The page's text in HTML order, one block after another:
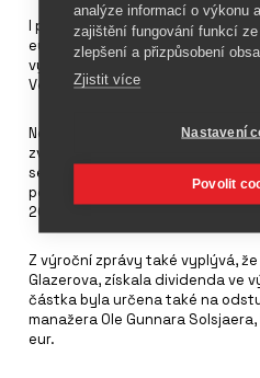
I přes nárůst tržeb v poslední
eur zaznamenal Manchester
vyčíslena na 132 milionů eur,
Vedení klubu přičítá zadlužení
Nejvyšší část nákladů je určeno
zvýšila o 19 % na 440,7 milionů
se jedná o nejvyšší zvýšení.
posilováním týmu, aby byl klub
2022/23 s novým trenérem.
Z výroční zprávy také vyplývá,
Glazerova, získala dividenda ve
částka byla určena také na
manažera Ole Gunnara
eur.
analýze informací o výkonu
zajištění fungování funkcí
zlepšení a přizpůsobení
Zjistit více
Nastavení
Povolit